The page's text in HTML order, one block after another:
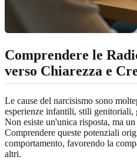
Comprendere le
verso Chiarezza e
Le cause del narcisismo sono
esperienze infantili, stili genitoriali,
Non esiste un'unica risposta, ma
Comprendere queste potenziali
comportamento, favorendo la
altri.